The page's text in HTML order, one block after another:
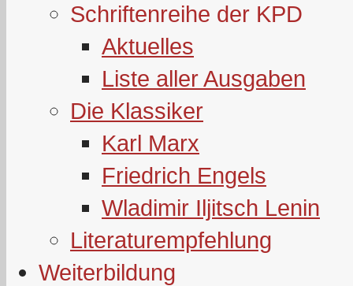
Schriftenreihe der KPD
Aktuelles
Liste aller Ausgaben
Die Klassiker
Karl Marx
Friedrich Engels
Wladimir Iljitsch Lenin
Literaturempfehlung
Weiterbildung